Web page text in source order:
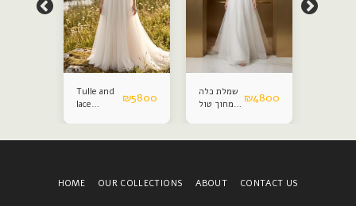
Tulle and
lace
₪5800
שמלת כלה
מחוך טול
₪4800
HOME OUR COLLECTIONS ABOUT CONTACT US